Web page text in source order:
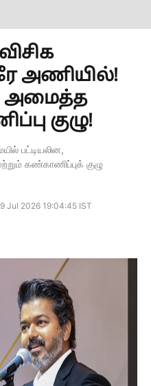
அணியில்!
அமைத்த
குழு!
பட்டியலின,
கண்காணிப்புக் குழு
Jul 2026 19:04:45 IST